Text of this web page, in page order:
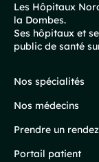
Pied
de
page
Les Hôpitaux
la Dombes.
Ses hôpitaux et
public de santé
Nos spécialités
Nos médecins
Prendre un
Portail patient